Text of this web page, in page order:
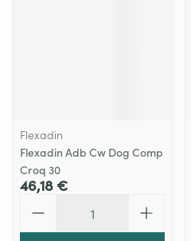
Flexadin
Flexadin Adb Cw Dog Comp
Croq 30
46,18 €